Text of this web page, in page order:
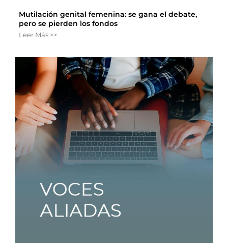
Mutilación genital femenina: se gana el debate,
pero se pierden los fondos
Leer Más >>